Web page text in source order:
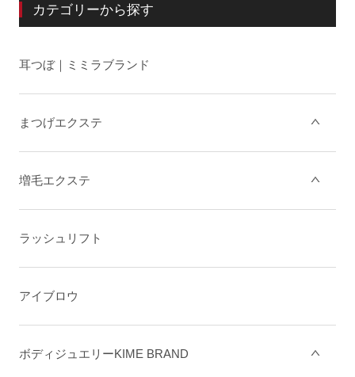
カテゴリーから探す
耳つぼ｜ミミラブランド
まつげエクステ
増毛エクステ
ラッシュリフト
アイブロウ
ボディジュエリーKIME BRAND